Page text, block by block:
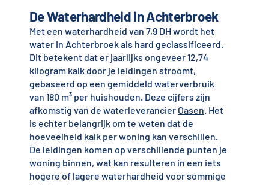
De Waterhardheid in Achterbroek
Met een waterhardheid van 7,9 DH wordt het
water in Achterbroek als hard geclassificeerd.
Dit betekent dat er jaarlijks ongeveer 12,74
kilogram kalk door je leidingen stroomt,
gebaseerd op een gemiddeld waterverbruik
van 180 m³ per huishouden. Deze cijfers zijn
afkomstig van de waterleverancier Oasen. Het
is echter belangrijk om te weten dat de
hoeveelheid kalk per woning kan verschillen.
De leidingen komen op verschillende punten je
woning binnen, wat kan resulteren in een iets
hogere of lagere waterhardheid voor sommige